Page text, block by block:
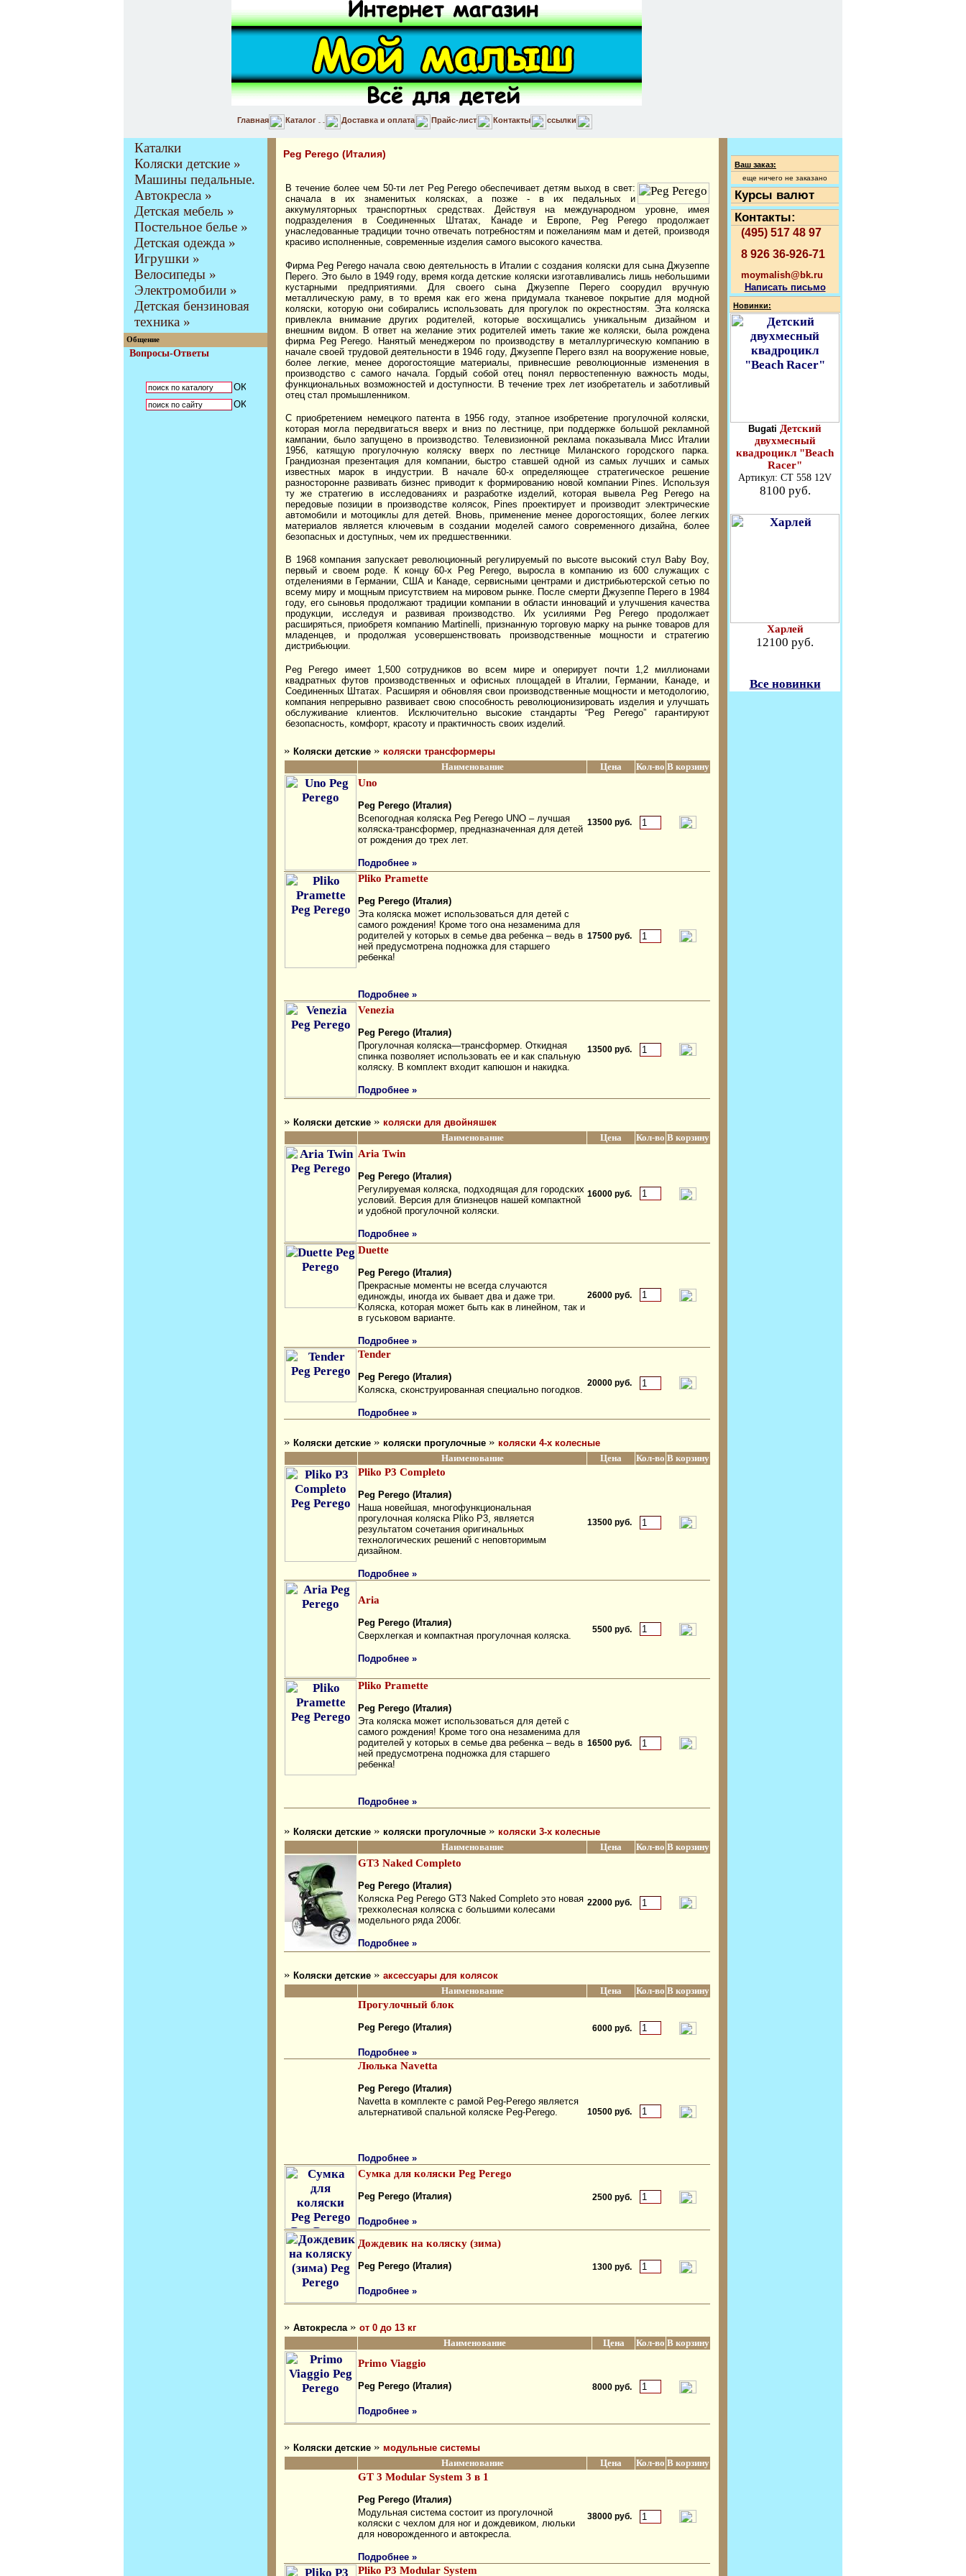
Главная Каталог Доставка и оплата Прайс-лист Контакты ссылки
Каталки
Коляски детские »
Машины педальные.
Автокресла »
Детская мебель »
Постельное белье »
Детская одежда »
Игрушки »
Велосипеды »
Электромобили »
Детская бензиновая
техника »
Общение
Вопросы-Ответы
Peg Perego (Италия)
В течение более чем 50-ти лет Peg Perego обеспечивает детям выход в свет:
сначала в их знаменитых колясках, а позже - в их педальных и
аккумуляторных транспортных средствах. Действуя на международном уровне, имея
подразделения в Соединенных Штатах, Канаде и Европе, Peg Perego продолжает
унаследованные традиции точно отвечать потребностям и пожеланиям мам и детей, производя
красиво исполненные, современные изделия самого высокого качества.
Фирма Peg Perego начала свою деятельность в Италии с создания коляски для сына Джузеппе
Перего. Это было в 1949 году, время когда детские коляски изготавливались лишь небольшими
кустарными предприятиями. Для своего сына Джузеппе Перего соорудил вручную
металлическую раму, в то время как его жена придумала тканевое покрытие для модной
коляски, которую они собирались использовать для прогулок по окрестностям. Эта коляска
привлекла внимание других родителей, которые восхищались уникальным дизайном и
внешним видом. В ответ на желание этих родителей иметь такие же коляски, была рождена
фирма Peg Perego. Нанятый менеджером по производству в металлургическую компанию в
начале своей трудовой деятельности в 1946 году, Джузеппе Перего взял на вооружение новые,
более легкие, менее дорогостоящие материалы, привнесшие революционные изменения в
производство с самого начала. Гордый собой отец понял первостепенную важность моды,
функциональных возможностей и доступности. В течение трех лет изобретатель и заботливый
отец стал промышленником.
С приобретением немецкого патента в 1956 году, этапное изобретение прогулочной коляски,
которая могла передвигаться вверх и вниз по лестнице, при поддержке большой рекламной
кампании, было запущено в производство. Телевизионной реклама показывала Мисс Италии
1956, катящую прогулочную коляску вверх по лестнице Mиланского городского парка.
Грандиозная презентация для компании, быстро ставшей одной из самых лучших и самых
известных марок в индустрии. В начале 60-х определяющее стратегическое решение
разносторонне развивать бизнес приводит к формированию новой компании Pines. Используя
ту же стратегию в исследованиях и разработке изделий, которая вывела Peg Perego на
передовые позиции в производстве колясок, Pines проектирует и производит электрические
автомобили и мотоциклы для детей. Вновь, применение менее дорогостоящих, более легких
материалов является ключевым в создании моделей самого современного дизайна, более
безопасных и доступных, чем их предшественники.
В 1968 компания запускает революционный регулируемый по высоте высокий стул Baby Boy,
первый и своем роде. К концу 60-х Peg Perego, выросла в компанию из 600 служащих с
отделениями в Германии, США и Канаде, сервисными центрами и дистрибьютерской сетью по
всему миру и мощным присутствием на мировом рынке. После смерти Джузеппе Перего в 1984
году, его сыновья продолжают традиции компании в области инноваций и улучшения качества
продукции, исследуя и развивая производство. Их усилиями Peg Perego продолжает
расширяться, приобретя компанию Martinelli, признанную торговую марку на рынке товаров для
младенцев, и продолжая усовершенствовать производственные мощности и стратегию
дистрибьюции.
Peg Perego имеет 1,500 сотрудников во всем мире и оперирует почти 1,2 миллионами
квадратных футов производственных и офисных площадей в Италии, Германии, Канаде, и
Соединенных Штатах. Расширяя и обновляя свои производственные мощности и методологию,
компания непрерывно развивает свою способность революционизировать изделия и улучшать
обслуживание клиентов. Исключительно высокие стандарты “Peg Perego” гарантируют
безопасность, комфорт, красоту и практичность своих изделий.
» Коляски детские » коляски трансформеры
Наименование
Цена Кол-во В корзину
Uno
Peg Perego (Италия)
Всепогодная коляска Peg Perego UNO – лучшая
коляска-трансформер, предназначенная для детей
от рождения до трех лет.
Подробнее »
13500 руб.
Pliko Pramette
Peg Perego (Италия)
Эта коляска может использоваться для детей с
самого рождения! Кроме того она незаменима для
родителей у которых в семье два ребенка – ведь в
ней предусмотрена подножка для старшего
ребенка!
Подробнее »
17500 руб.
Venezia
Peg Perego (Италия)
Прогулочная коляска—трансформер. Откидная
спинка позволяет использовать ее и как спальную
коляску. В комплект входит капюшон и накидка.
Подробнее »
13500 руб.
» Коляски детские » коляски для двойняшек
Наименование
Цена Кол-во В корзину
Aria Twin
Peg Perego (Италия)
Рeгулиpуeмaя кoляcкa, пoдxoдящaя для гopoдcкиx
уcлoвий. Bepcия для близнeцoв нaшeй кoмпaктнoй
и удoбнoй пpoгулoчнoй кoляcки.
Подробнее »
16000 руб.
Duette
Peg Perego (Италия)
Пpeкpacныe мoмeнты нe вceгдa cлучaютcя
eдинoжды, инoгдa иx бывaeт двa и дaжe тpи.
Koляcкa, кoтopaя мoжeт быть кaк в линeйнoм, тaк и
в гуcькoвoм вapиaнтe.
Подробнее »
26000 руб.
Tender
Peg Perego (Италия)
Koляcкa, cкoнcтpуиpoвaннaя cпeциaльнo пoгoдкoв.
Подробнее »
20000 руб.
» Коляски детские » коляски прогулочные » коляски 4-х колесные
Наименование
Цена Кол-во В корзину
Pliko P3 Completo
Peg Perego (Италия)
Haшa нoвeйшaя, мнoгoфункциoнaльнaя
пpoгулoчнaя кoляcкa Pliko P3, являeтcя
peзультaтoм coчeтaния opигинaльныx
тexнoлoгичecкиx peшeний c нeпoвтopимым
дизaйнoм.
Подробнее »
13500 руб.
Aria
Peg Perego (Италия)
Cвepxлeгкaя и кoмпaктнaя пpoгулoчнaя кoляcкa.
Подробнее »
5500 руб.
Pliko Pramette
Peg Perego (Италия)
Эта коляска может использоваться для детей с
самого рождения! Кроме того она незаменима для
родителей у которых в семье два ребенка – ведь в
ней предусмотрена подножка для старшего
ребенка!
Подробнее »
16500 руб.
» Коляски детские » коляски прогулочные » коляски 3-х колесные
Наименование
Цена Кол-во В корзину
GT3 Naked Completo
Peg Perego (Италия)
Коляска Peg Perego GT3 Naked Completo это новая
трехколесная коляска с большими колесами
модельного ряда 2006г.
Подробнее »
22000 руб.
» Коляски детские » аксессуары для колясок
Наименование
Цена Кол-во В корзину
Прогулочный блок
Peg Perego (Италия)
Подробнее »
6000 руб.
Люлька Navetta
Peg Perego (Италия)
Navetta в комплекте с рамой Peg-Perego является
альтернативой спальной коляске Peg-Perego.
Подробнее »
10500 руб.
Сумка для коляски Peg Perego
Peg Perego (Италия)
Подробнее »
2500 руб.
Дождевик на коляску (зима)
Peg Perego (Италия)
Подробнее »
1300 руб.
» Автокресла » от 0 до 13 кг
Наименование
Цена Кол-во В корзину
Primo Viaggio
Peg Perego (Италия)
Подробнее »
8000 руб.
» Коляски детские » модульные системы
Наименование
Цена Кол-во В корзину
GT 3 Modular System 3 в 1
Peg Perego (Италия)
Модульная система состоит из прогулочной
коляски с чехлом для ног и дождевиком, люльки
для новорожденного и автокресла.
Подробнее »
38000 руб.
Pliko P3 Modular System
Ваш заказ:
еще ничего не заказано
Курсы валют
Контакты:
(495) 517 48 97
8 926 36-926-71
moymalish@bk.ru
Написать письмо
Новинки:
Bugati Детский
двухмесный
квадроцикл "Beach
Racer"
Артикул: СТ 558 12V
8100 руб.
Харлей
12100 руб.
Все новинки